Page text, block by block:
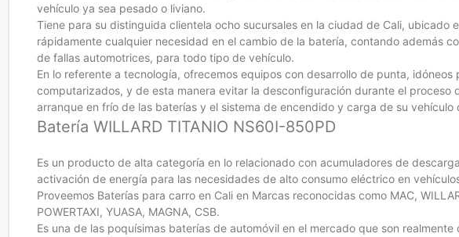
vehículo ya sea pesado o liviano.
Tiene para su distinguida clientela ocho sucursales en la ciudad de Cali,
rápidamente cualquier necesidad en el cambio de la batería, contando además
de fallas automotrices, para todo tipo de vehículo.
En lo referente a tecnología, ofrecemos equipos con desarrollo de punta,
computarizados, y de esta manera evitar la desconfiguración durante el
arranque en frío de las baterías y el sistema de encendido y carga de su
Batería WILLARD TITANIO NS60I-850PD
Es un producto de alta categoría en lo relacionado con acumuladores de
activación de energía para las necesidades de alto consumo eléctrico en
Proveemos Baterías para carro en Cali en Marcas reconocidas como MAC,
POWERTAXI, YUASA, MAGNA, CSB.
Es una de las poquísimas baterías de automóvil en el mercado que son